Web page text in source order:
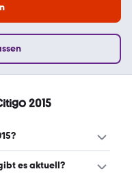
2015
2015 liegt zwischen
es aktuell?